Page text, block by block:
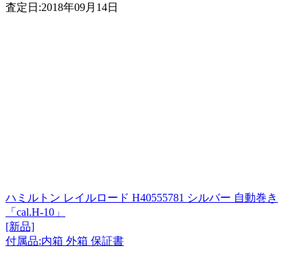
査定日:2018年09月14日
ハミルトン レイルロード H40555781 シルバー 自動巻き
「cal.H-10」
[新品]
付属品:内箱 外箱 保証書